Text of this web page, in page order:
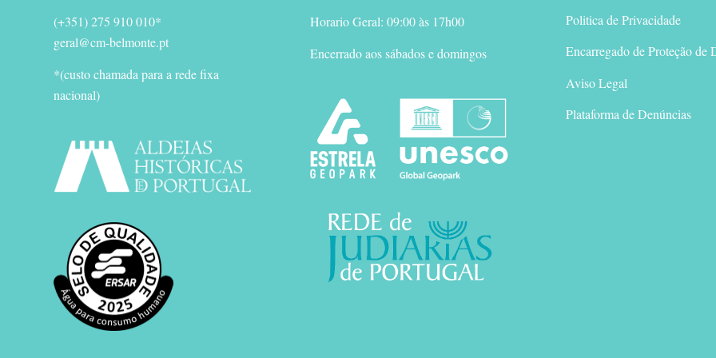
(+351) 275 910 010*
geral@cm-belmonte.pt
*(custo chamada para a rede fixa
nacional)
Horario Geral: 09:00 às 17h00
Encerrado aos sábados e domingos
Politica de Privacidade
Encarregado de Proteção de
Aviso Legal
Plataforma de Denúncias